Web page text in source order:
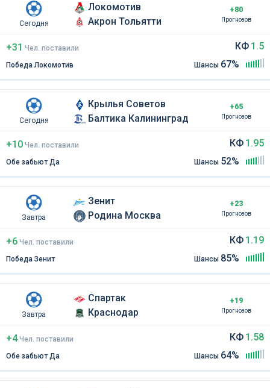
Сегодня
Локомотив
Акрон Тольятти
+80
Прогнозов
+31 Чел. поставили
Победа Локомотив
КФ 1.5
Шансы 67%
Сегодня
Крылья Советов
Балтика Калининград
+65
Прогнозов
+10 Чел. поставили
Обе забьют Да
КФ 1.95
Шансы 52%
Завтра
Зенит
Родина Москва
+23
Прогнозов
+6 Чел. поставили
Победа Зенит
КФ 1.19
Шансы 85%
Завтра
Спартак
Краснодар
+19
Прогнозов
+4 Чел. поставили
Обе забьют Да
КФ 1.58
Шансы 64%